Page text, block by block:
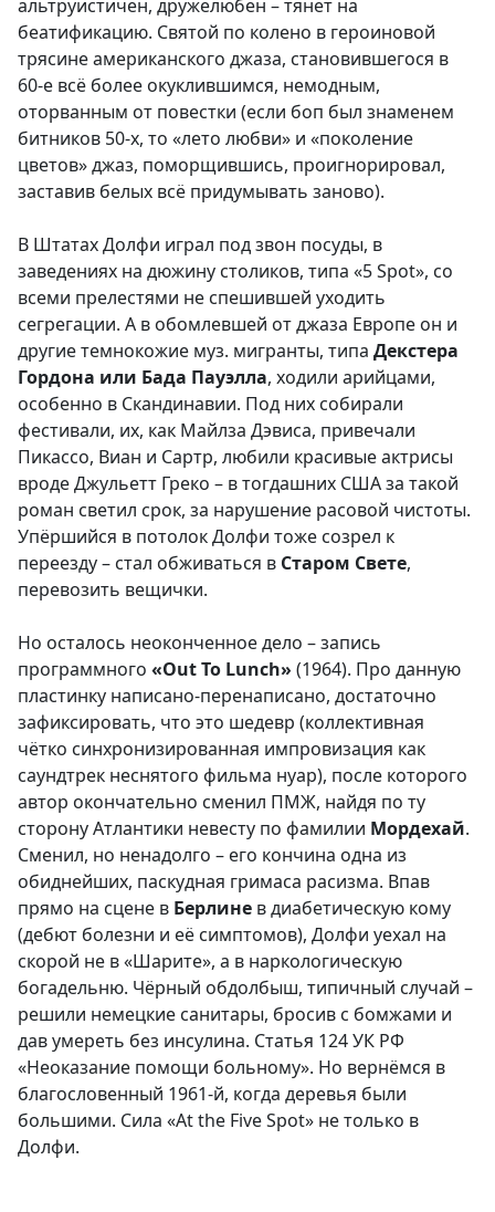
альтруистичен, дружелюбен – тянет на
беатификацию. Святой по колено в героиновой
трясине американского джаза, становившегося в
60-е всё более окуклившимся, немодным,
оторванным от повестки (если боп был знаменем
битников 50-х, то «лето любви» и «поколение
цветов» джаз, поморщившись, проигнорировал,
заставив белых всё придумывать заново).
В Штатах Долфи играл под звон посуды, в
заведениях на дюжину столиков, типа «5 Spot», со
всеми прелестями не спешившей уходить
сегрегации. А в обомлевшей от джаза Европе он и
другие темнокожие муз. мигранты, типа Декстера
Гордона или Бада Пауэлла, ходили арийцами,
особенно в Скандинавии. Под них собирали
фестивали, их, как Майлза Дэвиса, привечали
Пикассо, Виан и Сартр, любили красивые актрисы
вроде Джульетт Греко – в тогдашних США за такой
роман светил срок, за нарушение расовой чистоты.
Упёршийся в потолок Долфи тоже созрел к
переезду – стал обживаться в Старом Свете,
перевозить вещички.
Но осталось неоконченное дело – запись
программного «Out To Lunch» (1964). Про данную
пластинку написано-перенаписано, достаточно
зафиксировать, что это шедевр (коллективная
чётко синхронизированная импровизация как
саундтрек неснятого фильма нуар), после которого
автор окончательно сменил ПМЖ, найдя по ту
сторону Атлантики невесту по фамилии Мордехай.
Сменил, но ненадолго – его кончина одна из
обиднейших, паскудная гримаса расизма. Впав
прямо на сцене в Берлине в диабетическую кому
(дебют болезни и её симптомов), Долфи уехал на
скорой не в «Шарите», а в наркологическую
богадельню. Чёрный обдолбыш, типичный случай –
решили немецкие санитары, бросив с бомжами и
дав умереть без инсулина. Статья 124 УК РФ
«Неоказание помощи больному». Но вернёмся в
благословенный 1961-й, когда деревья были
большими. Сила «At the Five Spot» не только в
Долфи.